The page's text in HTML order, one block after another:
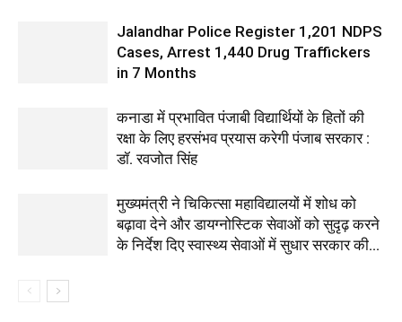
Jalandhar Police Register 1,201 NDPS
Cases, Arrest 1,440 Drug Traffickers
in 7 Months
कनाडा में प्रभावित पंजाबी विद्यार्थियों के हितों की
रक्षा के लिए हरसंभव प्रयास करेगी पंजाब सरकार :
डॉ. रवजोत सिंह
मुख्यमंत्री ने चिकित्सा महाविद्यालयों में शोध को
बढ़ावा देने और डायग्नोस्टिक सेवाओं को सुदृढ़ करने
के निर्देश दिए स्वास्थ्य सेवाओं में सुधार सरकार की...